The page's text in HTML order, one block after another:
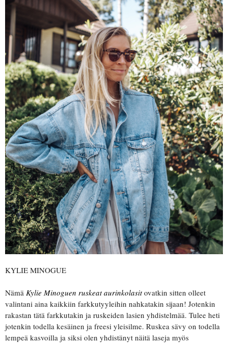
KYLIE MINOGUE
Nämä Kylie Minoguen ruskeat aurinkolasitovatkin sitten olleet
valintani aina kaikkiin farkkutyyleihin nahkatakin sijaan! Jotenkin
rakastan tätä farkkutakin ja ruskeiden lasien yhdistelmää. Tulee heti
jotenkin todella kesäinen ja freesi yleisilme. Ruskea sävy on todella
lempeä kasvoilla ja siksi olen yhdistänyt näitä laseja myös